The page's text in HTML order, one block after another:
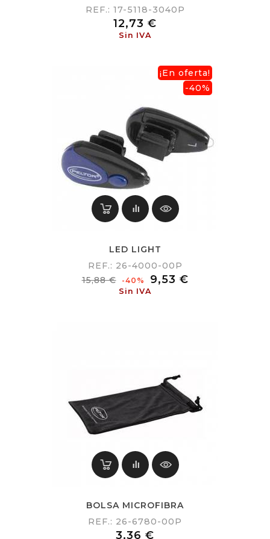
REF.: 17-5118-3040P
Precio
12,73 €
Sin IVA
¡En oferta!
-40%
LED LIGHT
REF.: 26-4000-00P
Precio
habitual
15,88 € -40% Precio
9,53 €
Sin IVA
BOLSA MICROFIBRA
REF.: 26-6780-00P
Precio
3,36 €